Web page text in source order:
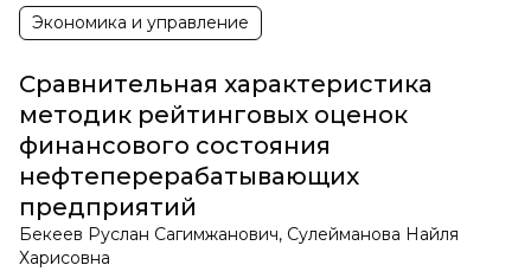
Экономика и управление
Сравнительная характеристика
методик рейтинговых оценок
финансового состояния
нефтеперерабатывающих
предприятий
Бекеев Руслан Сагимжанович, Сулейманова Найля
Харисовна